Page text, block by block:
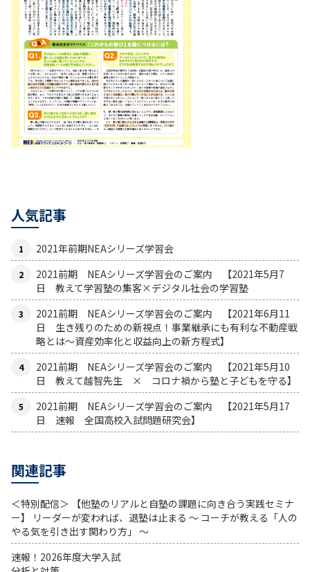
人気記事
2021年前期NEAシリーズ学習会
2021前期 NEAシリーズ学習会のご案内 【2021年5月7
日 教えて学習塾の集客×デジタル社会の学習塾
2021前期 NEAシリーズ学習会のご案内 【2021年6月11
日 生き残りのための新視点！事業継承にも有利な不動産戦
略とは〜資産効率化と収益向上の新方程式】
2021前期 NEAシリーズ学習会のご案内 【2021年5月10
日 教えて越智先生 × コロナ禍から塾と子どもを守る】
2021前期 NEAシリーズ学習会のご案内 【2021年5月17
日 速報 全国高校入試問題研究会】
関連記事
＜特別配信＞ 【他塾のリアルと自塾の課題に向き合う実践セミナ
ー】 リーダーが変われば、退塾は止まる 〜 コーチが教える「人の
やる気を引き出す関わり方」 〜
速報！2026年度大学入試